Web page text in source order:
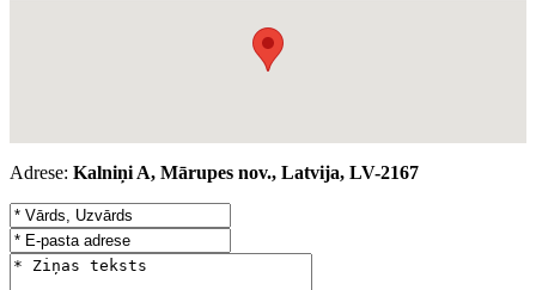
Adrese: Kalniņi A, Mārupes nov., Latvija, LV-2167